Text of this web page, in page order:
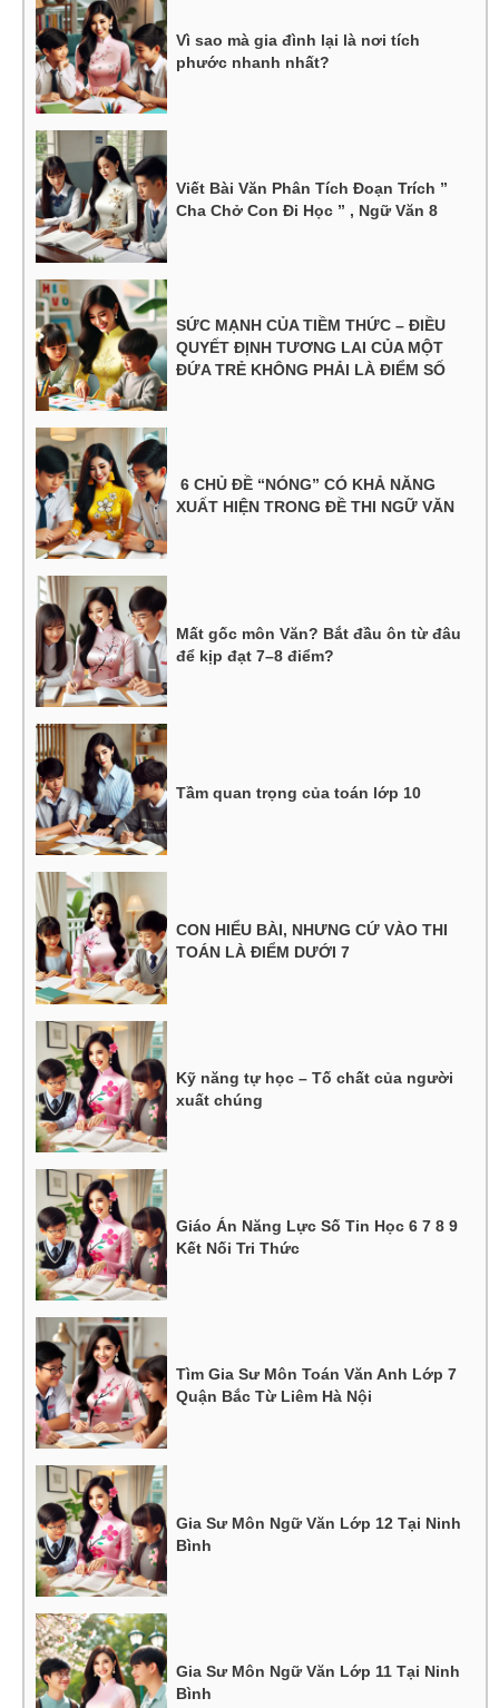
Vì sao mà gia đình lại là nơi tích
phước nhanh nhất?
Viết Bài Văn Phân Tích Đoạn Trích ”
Cha Chở Con Đi Học ” , Ngữ Văn 8
SỨC MẠNH CỦA TIỀM THỨC – ĐIỀU
QUYẾT ĐỊNH TƯƠNG LAI CỦA MỘT
ĐỨA TRẺ KHÔNG PHẢI LÀ ĐIỂM SỐ
6 CHỦ ĐỀ “NÓNG” CÓ KHẢ NĂNG
XUẤT HIỆN TRONG ĐỀ THI NGỮ VĂN
Mất gốc môn Văn? Bắt đầu ôn từ đâu
để kịp đạt 7–8 điểm?
Tầm quan trọng của toán lớp 10
CON HIỂU BÀI, NHƯNG CỨ VÀO THI
TOÁN LÀ ĐIỂM DƯỚI 7
Kỹ năng tự học – Tố chất của người
xuất chúng
Giáo Án Năng Lực Số Tin Học 6 7 8 9
Kết Nối Tri Thức
Tìm Gia Sư Môn Toán Văn Anh Lớp 7
Quận Bắc Từ Liêm Hà Nội
Gia Sư Môn Ngữ Văn Lớp 12 Tại Ninh
Bình
Gia Sư Môn Ngữ Văn Lớp 11 Tại Ninh
Bình